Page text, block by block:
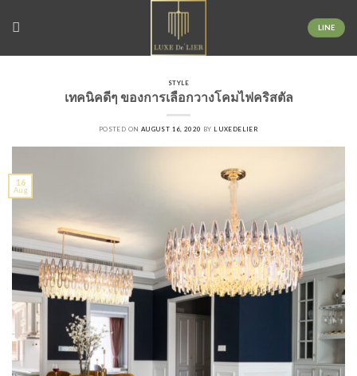
content
LINE
STYLE
เทคนิคดีๆ ของการเลือกวางโคมไฟคริสตัล
POSTED ON AUGUST 16, 2020 BY LUXEDELIER
16
Aug